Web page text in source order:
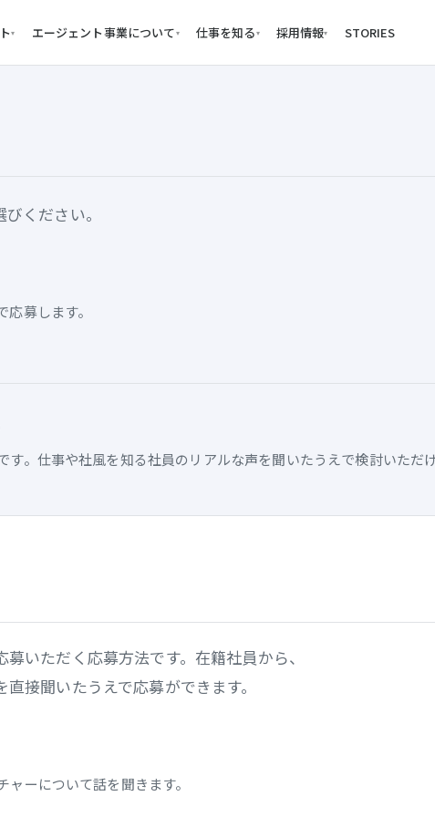
▾ エージェント事業について▾ 仕事を知る▾ 採用情報▾ STORIES
ください。
募します。
す。仕事や社風を知る社員のリアルな声を聞いたうえで検討いただ
いただく応募方法です。在籍社員から、
接聞いたうえで応募ができます。
ーについて話を聞きます。